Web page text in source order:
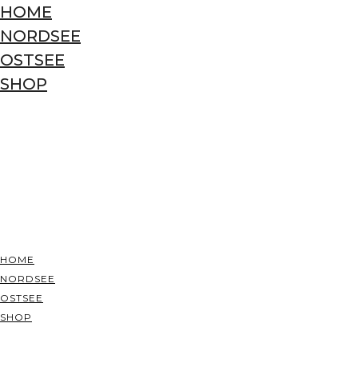
HOME
NORDSEE
OSTSEE
SHOP
HOME
NORDSEE
OSTSEE
SHOP